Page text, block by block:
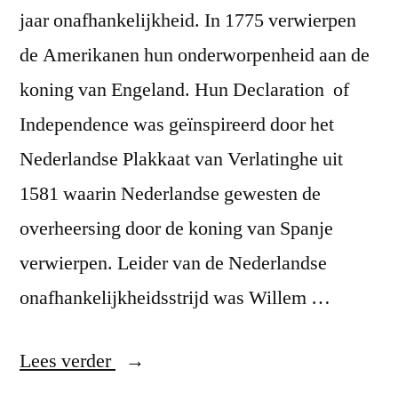
jaar onafhankelijkheid. In 1775 verwierpen
de Amerikanen hun onderworpenheid aan de
koning van Engeland. Hun Declaration of
Independence was geïnspireerd door het
Nederlandse Plakkaat van Verlatinghe uit
1581 waarin Nederlandse gewesten de
overheersing door de koning van Spanje
verwierpen. Leider van de Nederlandse
onafhankelijkheidsstrijd was Willem …
Lees verder “Onafhankelijkheid”